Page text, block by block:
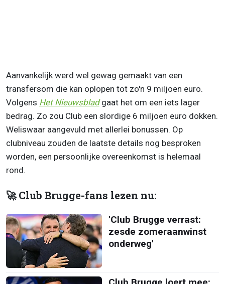
Aanvankelijk werd wel gewag gemaakt van een
transfersom die kan oplopen tot zo'n 9 miljoen euro.
Volgens Het Nieuwsbladgaat het om een iets lager
bedrag. Zo zou Club een slordige 6 miljoen euro dokken.
Weliswaar aangevuld met allerlei bonussen. Op
clubniveau zouden de laatste details nog besproken
worden, een persoonlijke overeenkomst is helemaal
rond.
🚀 Club Brugge-fans lezen nu:
'Club Brugge verrast:
zesde zomeraanwinst
onderweg'